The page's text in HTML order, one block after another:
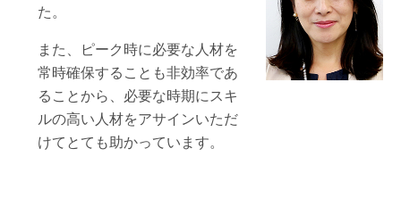
た。
また、ピーク時に必要な人材を
常時確保することも非効率であ
ることから、必要な時期にスキ
ルの高い人材をアサインいただ
けてとても助かっています。